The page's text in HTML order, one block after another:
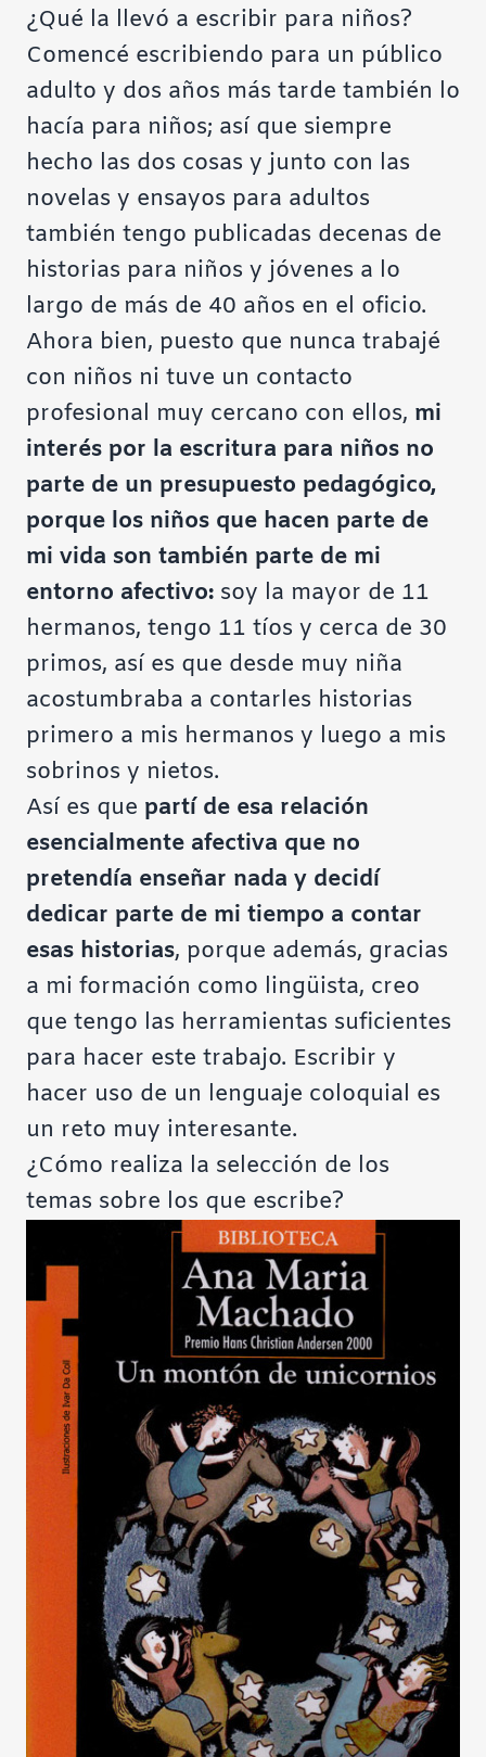
¿Qué la llevó a escribir para niños?
Comencé escribiendo para un público
adulto y dos años más tarde también lo
hacía para niños; así que siempre
hecho las dos cosas y junto con las
novelas y ensayos para adultos
también tengo publicadas decenas de
historias para niños y jóvenes a lo
largo de más de 40 años en el oficio.
Ahora bien, puesto que nunca trabajé
con niños ni tuve un contacto
profesional muy cercano con ellos, mi
interés por la escritura para niños no
parte de un presupuesto pedagógico,
porque los niños que hacen parte de
mi vida son también parte de mi
entorno afectivo: soy la mayor de 11
hermanos, tengo 11 tíos y cerca de 30
primos, así es que desde muy niña
acostumbraba a contarles historias
primero a mis hermanos y luego a mis
sobrinos y nietos.
Así es que partí de esa relación
esencialmente afectiva que no
pretendía enseñar nada y decidí
dedicar parte de mi tiempo a contar
esas historias, porque además, gracias
a mi formación como lingüista, creo
que tengo las herramientas suficientes
para hacer este trabajo. Escribir y
hacer uso de un lenguaje coloquial es
un reto muy interesante.
¿Cómo realiza la selección de los
temas sobre los que escribe?